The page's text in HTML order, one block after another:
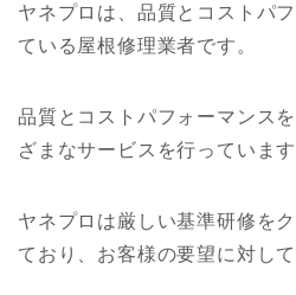
ヤネプロは、品質とコストパ
ている屋根修理業者です。
品質とコストパフォーマンス
ざまなサービスを行っています
ヤネプロは厳しい基準研修を
ており、お客様の要望に対し